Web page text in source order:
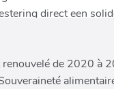
de 2020 à